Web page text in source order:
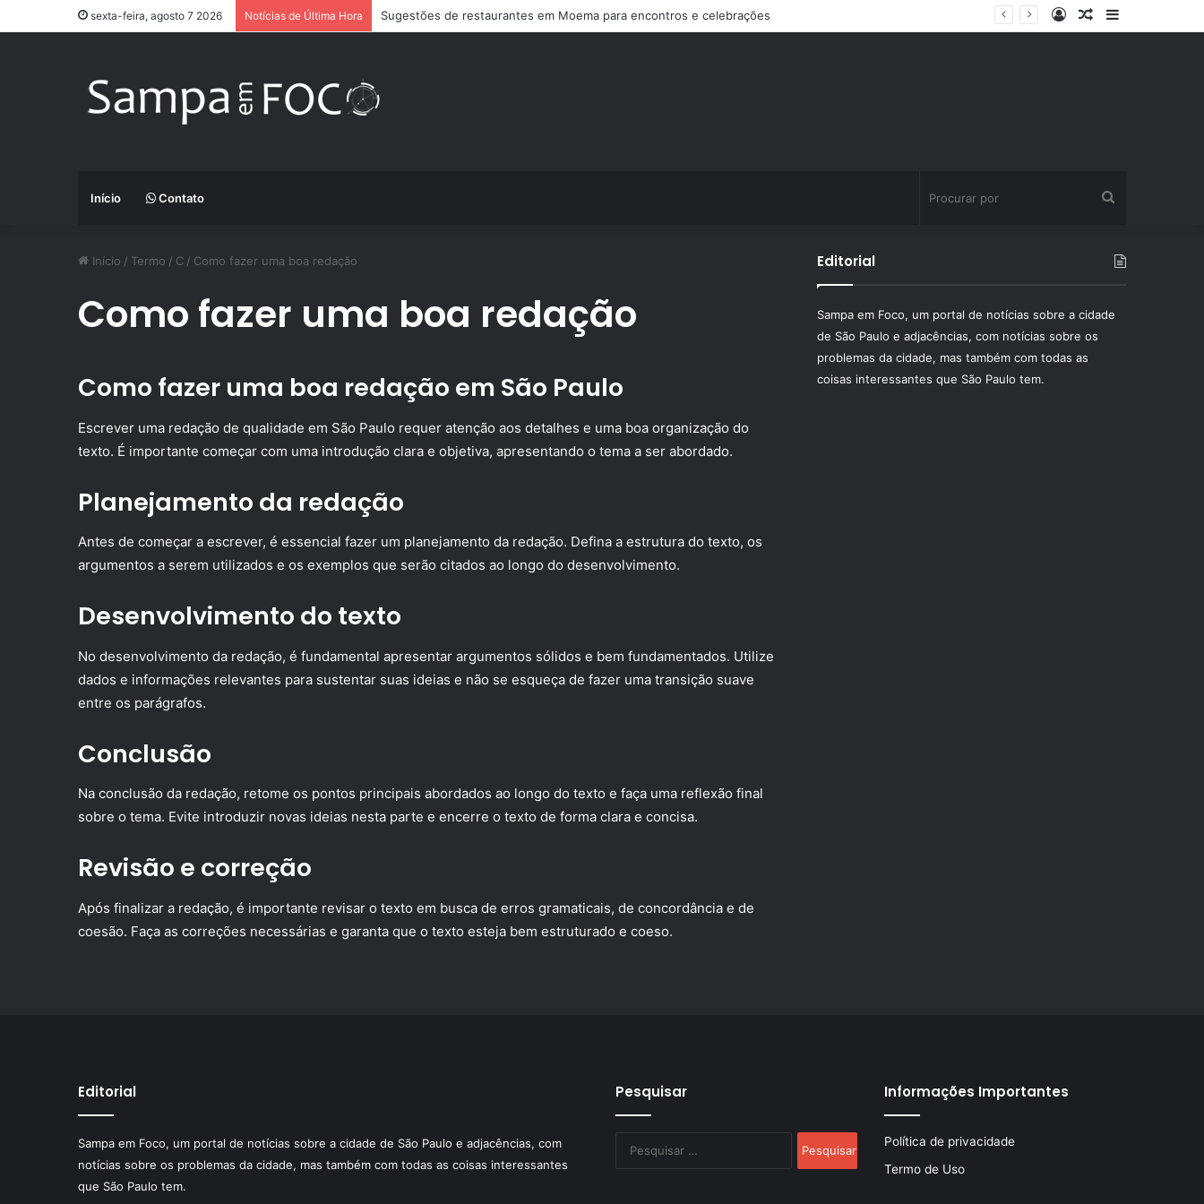
sexta-feira, agosto 7 2026 Notícias de Última Hora Sugestões de restaurantes em Moema para encontros e celebrações
Barra
Artigo
Entrar
Início Contato
por
Início / Termo / C / Como fazer uma boa redação
Como fazer uma boa redação
Como fazer uma boa redação em São Paulo
Escrever uma redação de qualidade em São Paulo requer atenção aos detalhes e uma boa organização do
texto. É importante começar com uma introdução clara e objetiva, apresentando o tema a ser abordado.
Planejamento da redação
Antes de começar a escrever, é essencial fazer um planejamento da redação. Defina a estrutura do texto, os
argumentos a serem utilizados e os exemplos que serão citados ao longo do desenvolvimento.
Desenvolvimento do texto
No desenvolvimento da redação, é fundamental apresentar argumentos sólidos e bem fundamentados. Utilize
dados e informações relevantes para sustentar suas ideias e não se esqueça de fazer uma transição suave
entre os parágrafos.
Conclusão
Na conclusão da redação, retome os pontos principais abordados ao longo do texto e faça uma reflexão final
sobre o tema. Evite introduzir novas ideias nesta parte e encerre o texto de forma clara e concisa.
Revisão e correção
Após finalizar a redação, é importante revisar o texto em busca de erros gramaticais, de concordância e de
coesão. Faça as correções necessárias e garanta que o texto esteja bem estruturado e coeso.
Editorial
Sampa em Foco, um portal de notícias sobre a cidade
de São Paulo e adjacências, com notícias sobre os
problemas da cidade, mas também com todas as
coisas interessantes que São Paulo tem.
Editorial
Sampa em Foco, um portal de notícias sobre a cidade de São Paulo e adjacências, com
notícias sobre os problemas da cidade, mas também com todas as coisas interessantes
que São Paulo tem.
Pesquisar
por:
Informações Importantes
Política de privacidade
Termo de Uso